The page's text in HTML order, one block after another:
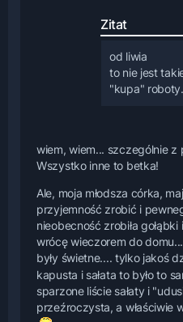
Zitat
od liwia
to nie jest
"kupa"
wiem, wiem... szczególnie
Wszystko inne to betka!
Ale, moja młodsza córka,
przyjemność zrobić i
nieobecność zrobiła
wrócę wieczorem do
były świetne.... tylko jakoś
kapusta i sałata to było to
sparzone liście sałaty i
przeźroczysta, a właściwie